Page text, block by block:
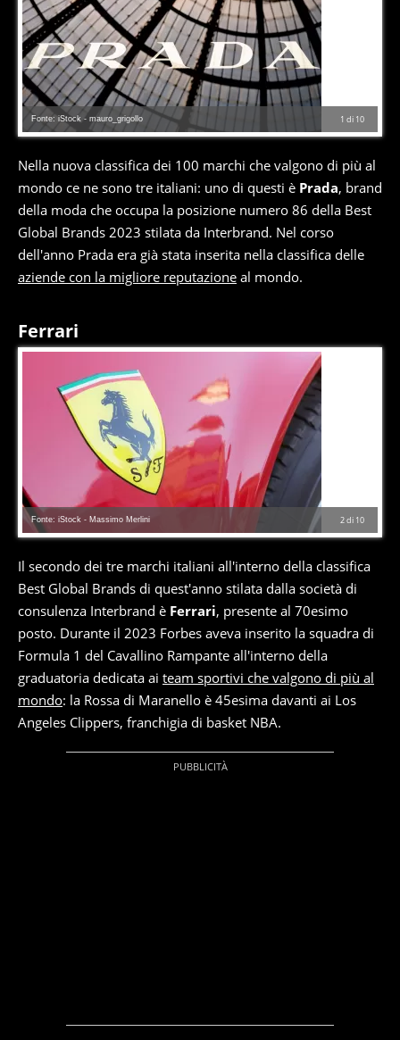
1 di 10
Fonte: iStock - mauro_grigollo
Nella nuova classifica dei 100 marchi che valgono di più al
mondo ce ne sono tre italiani: uno di questi è Prada, brand
della moda che occupa la posizione numero 86 della Best
Global Brands 2023 stilata da Interbrand. Nel corso
dell'anno Prada era già stata inserita nella classifica delle
aziende con la migliore reputazione al mondo.
Ferrari
2di 10
Fonte: iStock - Massimo Merlini
Il secondo dei tre marchi italiani all'interno della classifica
Best Global Brands di quest'anno stilata dalla società di
consulenza Interbrand è Ferrari, presente al 70esimo
posto. Durante il 2023 Forbes aveva inserito la squadra di
Formula 1 del Cavallino Rampante all'interno della
graduatoria dedicata ai team sportivi che valgono di più al
mondo: la Rossa di Maranello è 45esima davanti ai Los
Angeles Clippers, franchigia di basket NBA.